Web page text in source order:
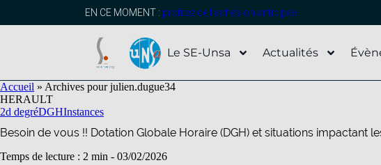
EN CE MOMENT : profitez de l’adhésion anticipée
Le SE-Unsa Actualités
Accueil » Archives pour julien.dugue34
HERAULT
2d degréDGHInstances
Besoin de vous !! Dotation Globale Horaire (DGH) et situations impactant
Temps de lecture : 2 min - 03/02/2026